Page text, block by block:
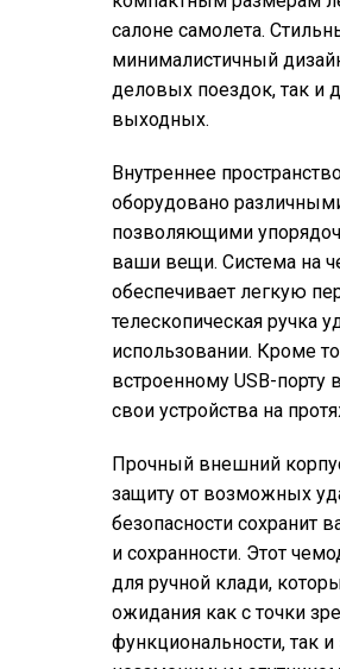
салоне самолета.
минималистичный
деловых поездок, так и
выходных.
Внутреннее
оборудовано
позволяющими
ваши вещи. Система на
обеспечивает легкую
телескопическая ручка
использовании. Кроме
встроенному USB-
свои устройства на
Прочный внешний
защиту от возможных
безопасности сохранит
и сохранности. Этот
для ручной клади,
ожидания как с точки
функциональности, так и